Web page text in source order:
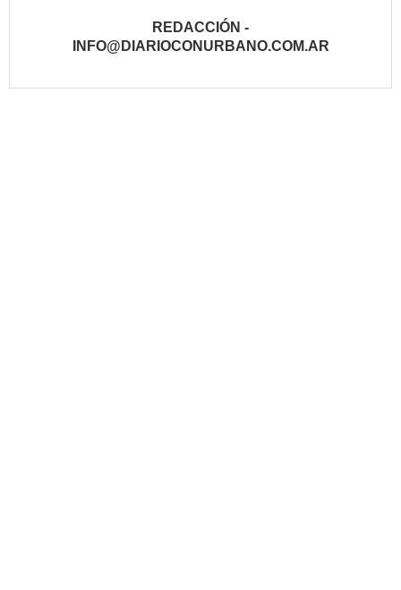
REDACCIÓN -
INFO@DIARIOCONURBANO.COM.AR